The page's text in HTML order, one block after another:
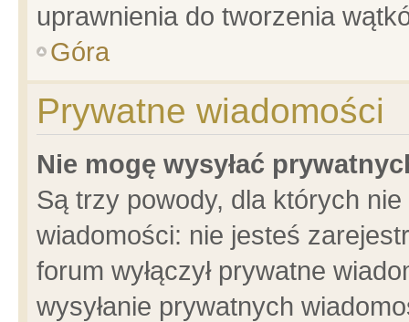
uprawnienia do tworzenia
Góra
Prywatne wiadomości
Nie mogę wysyłać
Są trzy powody, dla których
wiadomości: nie jesteś
forum wyłączył prywatne
wysyłanie prywatnych